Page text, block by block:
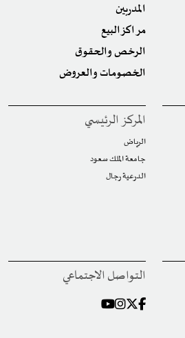
المدربين
مراكز البيع
الرخص والحقوق
الخصومات والعروض
المركز الرئيسي
الرياض
جامعة الملك سعود
الدرعية رجال
التواصل الاجتماعي